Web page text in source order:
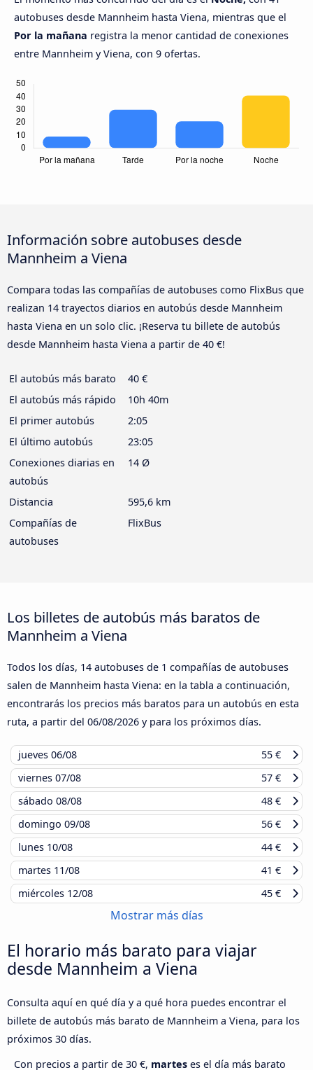
autobuses desde Mannheim hasta Viena, mientras que el
Por la mañana registra la menor cantidad de conexiones
entre Mannheim y Viena, con 9 ofertas.
Información sobre autobuses desde
Mannheim a Viena
Compara todas las compañías de autobuses como FlixBus que
realizan 14 trayectos diarios en autobús desde Mannheim
hasta Viena en un solo clic. ¡Reserva tu billete de autobús
desde Mannheim hasta Viena a partir de 40 €!
El autobús más barato
40 €
El autobús más rápido
10h 40m
El primer autobús
2:05
El último autobús
23:05
Conexiones diarias en
autobús
14 Ø
Distancia
595,6 km
Compañías de
autobuses
FlixBus
Los billetes de autobús más baratos de
Mannheim a Viena
Todos los días, 14 autobuses de 1 compañías de autobuses
salen de Mannheim hasta Viena: en la tabla a continuación,
encontrarás los precios más baratos para un autobús en esta
ruta, a partir del 06/08/2026 y para los próximos días.
jueves 06/08
55 €
viernes 07/08
57 €
sábado 08/08
48 €
domingo 09/08
56 €
lunes 10/08
44 €
martes 11/08
41 €
miércoles 12/08 45 €
Mostrar más días
El horario más barato para viajar
desde Mannheim a Viena
Consulta aquí en qué día y a qué hora puedes encontrar el
billete de autobús más barato de Mannheim a Viena, para los
próximos 30 días.
Con precios a partir de 30 €, martes es el día más barato